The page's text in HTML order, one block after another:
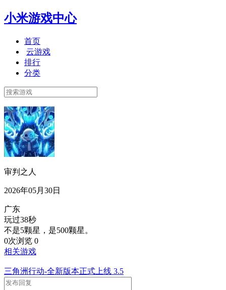
小米游戏中心
首页
云游戏
排行
分类
审判之人
2026年05月30日
广东
玩过38秒
不是5颗星，是500颗星。
0次浏览 0
相关游戏
三角洲行动-全新版本正式上线 3.5